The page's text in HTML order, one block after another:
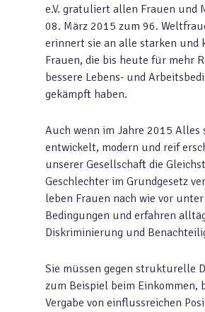
e.V. gratuliert allen Frauen und
08. März 2015 zum 96.
erinnert sie an alle starken und
Frauen, die bis heute für mehr
bessere Lebens- und
gekämpft haben.
Auch wenn im Jahre 2015 Alles
entwickelt, modern und reif
unserer Gesellschaft die
Geschlechter im Grundgesetz
leben Frauen nach wie vor
Bedingungen und erfahren
Diskriminierung und
Sie müssen gegen strukturelle
zum Beispiel beim Einkommen,
Vergabe von einflussreichen